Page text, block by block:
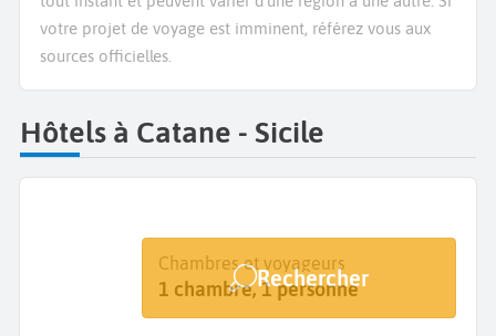
votre projet de voyage est imminent, référez vous aux
sources officielles.
Hôtels à Catane - Sicile
Destination
Catane
Dates
Dates de votre séjour
Chambres et voyageurs
1 chambre, 1 personne
Rechercher